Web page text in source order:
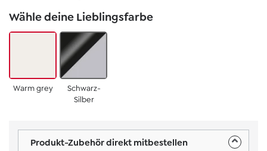
Wähle deine Lieblingsfarbe
Warm grey
Schwarz-
Silber
Produkt-Zubehör direkt mitbestellen